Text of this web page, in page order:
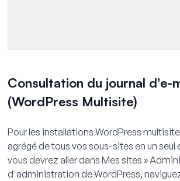
Consultation du journal d'e-
(WordPress Multisite)
Pour les installations WordPress
agrégé de tous vos sous-sites en un
vous devrez aller dans Mes sites »
d'administration de WordPress,